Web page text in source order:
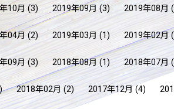
10月 (3) 2019年09月 (3) 2019年08月
04月 (2) 2019年03月 (1) 2019年02月
09月 (3) 2018年08月 (1) 2018年07月
2018年02月 (2) 2017年12月 (4)